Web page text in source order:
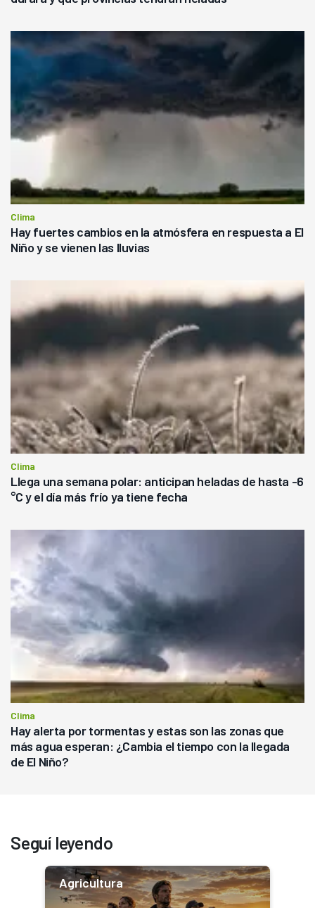
Clima
Hay fuertes cambios en la atmósfera en respuesta a El
Niño y se vienen las lluvias
Clima
Llega una semana polar: anticipan heladas de hasta -6
°C y el día más frío ya tiene fecha
Clima
Hay alerta por tormentas y estas son las zonas que
más agua esperan: ¿Cambia el tiempo con la llegada
de El Niño?
Seguí leyendo
Agricultura